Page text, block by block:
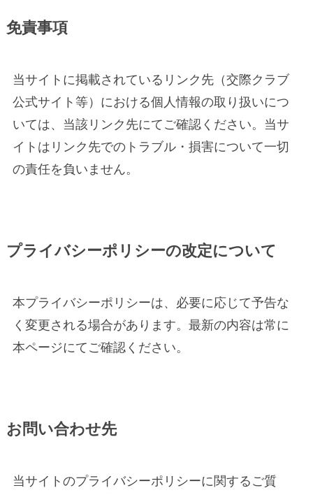
免責事項
当サイトに掲載されているリンク先（交際クラブ
公式サイト等）における個人情報の取り扱いにつ
いては、当該リンク先にてご確認ください。当サ
イトはリンク先でのトラブル・損害について一切
の責任を負いません。
プライバシーポリシーの改定について
本プライバシーポリシーは、必要に応じて予告な
く変更される場合があります。最新の内容は常に
本ページにてご確認ください。
お問い合わせ先
当サイトのプライバシーポリシーに関するご質